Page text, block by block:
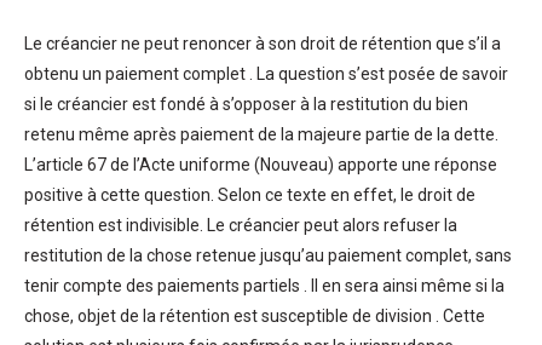
Le créancier ne peut renoncer à son droit de rétention que s’il a
obtenu un paiement complet . La question s’est posée de savoir
si le créancier est fondé à s’opposer à la restitution du bien
retenu même après paiement de la majeure partie de la dette.
L’article 67 de l’Acte uniforme (Nouveau) apporte une réponse
positive à cette question. Selon ce texte en effet, le droit de
rétention est indivisible. Le créancier peut alors refuser la
restitution de la chose retenue jusqu’au paiement complet, sans
tenir compte des paiements partiels . Il en sera ainsi même si la
chose, objet de la rétention est susceptible de division . Cette